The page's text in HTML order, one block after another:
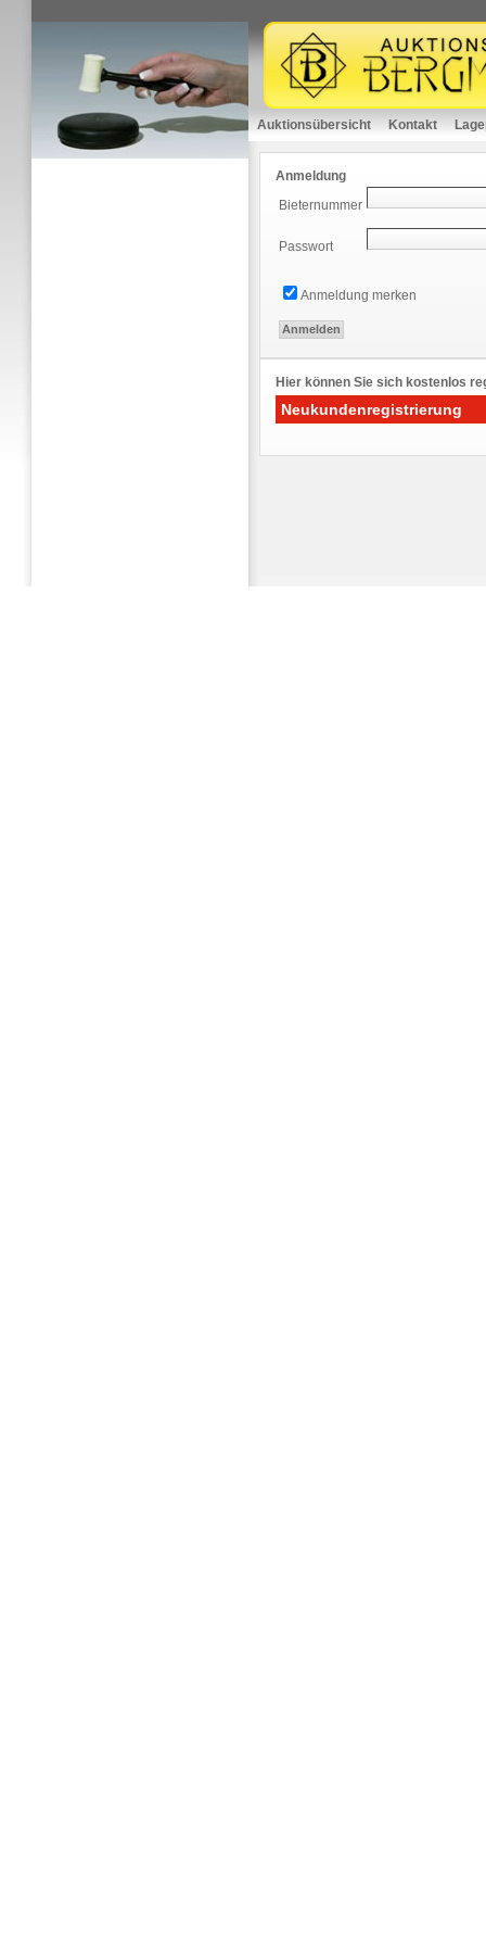
Auktionsübersicht Kontakt
Anmeldung
Bieternummer
Passwort
Anmeldung merken
Hier können Sie sich kostenlos
Neukundenregistrierung